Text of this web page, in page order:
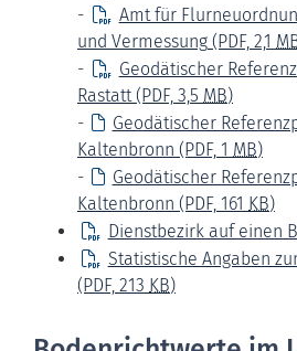
-
Amt für
und Vermessung (PDF, 2,1
-
Geodätischer
Rastatt(PDF, 3,5 MB)
-
Geodätischer
Kaltenbronn (PDF, 1 MB)
-
Geodätischer
Kaltenbronn (PDF, 161 KB)
Dienstbezirk auf einen
Statistische Angaben
(PDF, 213 KB)